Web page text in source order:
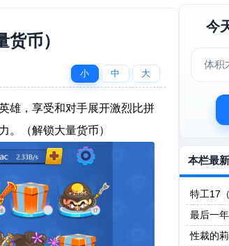
币）
小 中 大
雄，享受和对手展开激烈比拼
。（解锁大量货币）
今
本栏最
特工17
最后一
性裁的